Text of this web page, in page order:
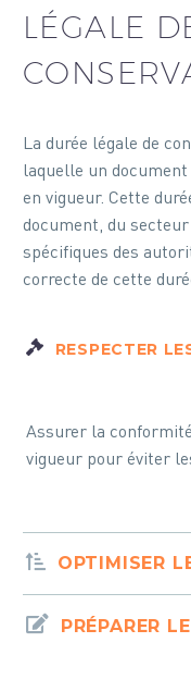
LÉGALE
La durée légale de
laquelle un
en vigueur. Cette
document, du secteur
spécifiques des
correcte de cette
RESPECTER
Assurer la
vigueur pour éviter
OPTIMISER
PRÉPARER